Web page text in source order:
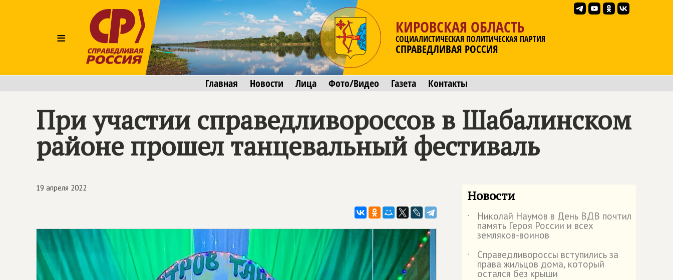
≡
КИРОВСКАЯ ОБЛАСТЬ
СОЦИАЛИСТИЧЕСКАЯ ПОЛИТИЧЕСКАЯ ПАРТИЯ
СПРАВЕДЛИВАЯ РОССИЯ
Главная Новости Лица Фото/Видео Газета Контакты
При участии справедливороссов в Шабалинском
районе прошел танцевальный фестиваль
19 апреля 2022 Новости
˙ Николай Наумов в День ВДВ почтил
память Героя России и всех
земляков-воинов
˙
Справедливороссы вступились за
права жильцов дома, который
остался без крыши